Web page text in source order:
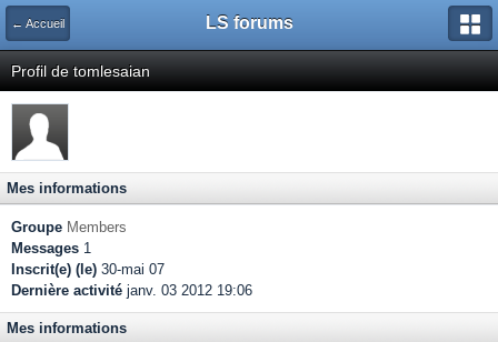
← Accueil LS forums
Profil de tomlesaian
Mes informations
Groupe Members
Messages 1
Inscrit(e) (le) 30-mai 07
Dernière activité janv. 03 2012 19:06
Mes informations